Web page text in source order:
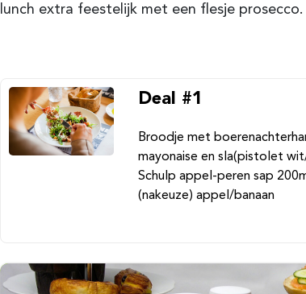
lunch extra feestelijk met een flesje prosecco.
Deal #1
Broodje met
mayonaise en sla(pistolet
Schulp appel-peren sap
(nakeuze) appel/banaan